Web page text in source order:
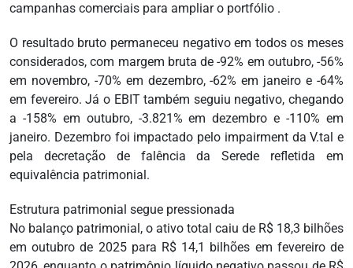
campanhas comerciais para ampliar o portfólio .
O resultado bruto permaneceu negativo em todos os meses
considerados, com margem bruta de -92% em outubro, -56%
em novembro, -70% em dezembro, -62% em janeiro e -64%
em fevereiro. Já o EBIT também seguiu negativo, chegando
a -158% em outubro, -3.821% em dezembro e -110% em
janeiro. Dezembro foi impactado pelo impairment da V.tal e
pela decretação de falência da Serede refletida em
equivalência patrimonial.
Estrutura patrimonial segue pressionada
No balanço patrimonial, o ativo total caiu de R$ 18,3 bilhões
em outubro de 2025 para R$ 14,1 bilhões em fevereiro de